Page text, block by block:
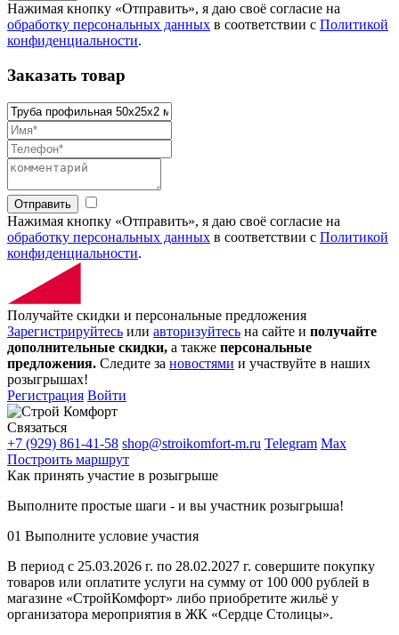
Нажимая кнопку «Отправить», я даю своё согласие на
обработку персональных данных в соответствии с Политикой
конфиденциальности.
Заказать товар
Отправить
Нажимая кнопку «Отправить», я даю своё согласие на
обработку персональных данных в соответствии с Политикой
конфиденциальности.
Получайте скидки и персональные предложения
Зарегистрируйтесь или авторизуйтесь на сайте и получайте
дополнительные скидки, а также персональные
предложения. Следите за новостями и участвуйте в наших
розыгрышах!
Регистрация Войти
Связаться
+7 (929) 861-41-58 shop@stroikomfort-m.ru Telegram Max
Построить маршрут
Как принять участие в розыгрыше
Выполните простые шаги - и вы участник розыгрыша!
01 Выполните условие участия
В период с 25.03.2026 г. по 28.02.2027 г. совершите покупку
товаров или оплатите услуги на сумму от 100 000 рублей в
магазине «СтройКомфорт» либо приобретите жильё у
организатора мероприятия в ЖК «Сердце Столицы».